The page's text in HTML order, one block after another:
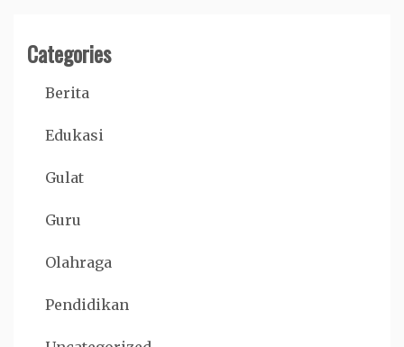
Categories
Berita
Edukasi
Gulat
Guru
Olahraga
Pendidikan